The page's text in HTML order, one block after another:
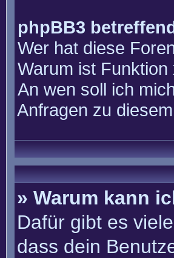
phpBB3
Wer hat diese
Warum ist
An wen soll ich
Anfragen zu
» Warum kann
Dafür gibt es
dass dein